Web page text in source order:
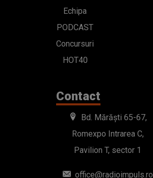
Echipa
PODCAST
Concursuri
HOT40
Contact
Bd. Mărăști 65-67,
Romexpo Intrarea C,
Pavilion T, sector 1
office@radioimpuls.ro